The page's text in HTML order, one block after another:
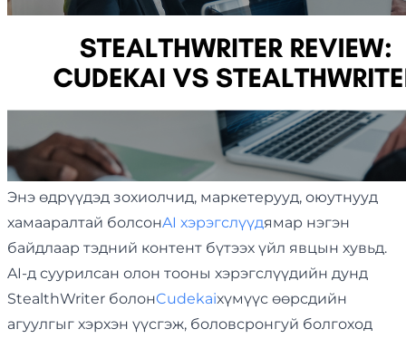
Энэ өдрүүдэд зохиолчид, маркетерууд, оюутнууд
хамааралтай болсонAI хэрэгслүүдямар нэгэн
байдлаар тэдний контент бүтээх үйл явцын хувьд.
AI-д суурилсан олон тооны хэрэгслүүдийн дунд
StealthWriter болонCudekaiхүмүүс өөрсдийн
агуулгыг хэрхэн үүсгэж, боловсронгуй болгоход